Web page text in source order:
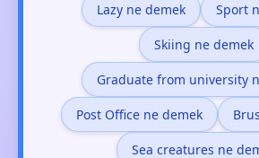
Lazy ne demek Sport
Skiing ne demek
Graduate from university
Post Office ne demek
Sea creatures ne